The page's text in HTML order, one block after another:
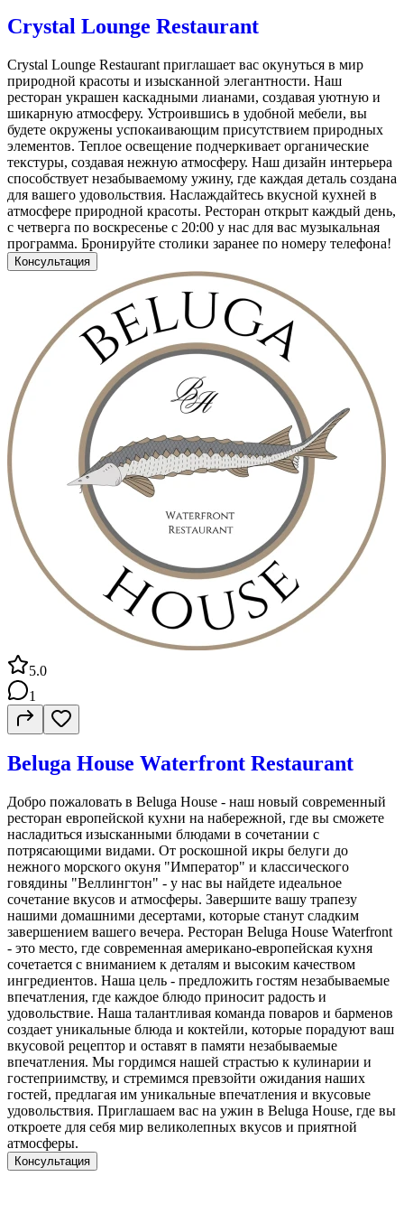
Crystal Lounge Restaurant
Crystal Lounge Restaurant приглашает вас окунуться в мир
природной красоты и изысканной элегантности. Наш
ресторан украшен каскадными лианами, создавая уютную и
шикарную атмосферу. Устроившись в удобной мебели, вы
будете окружены успокаивающим присутствием природных
элементов. Теплое освещение подчеркивает органические
текстуры, создавая нежную атмосферу. Наш дизайн интерьера
способствует незабываемому ужину, где каждая деталь создана
для вашего удовольствия. Наслаждайтесь вкусной кухней в
атмосфере природной красоты. Ресторан открыт каждый день,
с четверга по воскресенье с 20:00 у нас для вас музыкальная
программа. Бронируйте столики заранее по номеру телефона!
Консультация
5.0
1
Beluga House Waterfront Restaurant
Добро пожаловать в Beluga House - наш новый современный
ресторан европейской кухни на набережной, где вы сможете
насладиться изысканными блюдами в сочетании с
потрясающими видами. От роскошной икры белуги до
нежного морского окуня "Император" и классического
говядины "Веллингтон" - у нас вы найдете идеальное
сочетание вкусов и атмосферы. Завершите вашу трапезу
нашими домашними десертами, которые станут сладким
завершением вашего вечера. Ресторан Beluga House Waterfront
- это место, где современная американо-европейская кухня
сочетается с вниманием к деталям и высоким качеством
ингредиентов. Наша цель - предложить гостям незабываемые
впечатления, где каждое блюдо приносит радость и
удовольствие. Наша талантливая команда поваров и барменов
создает уникальные блюда и коктейли, которые порадуют ваш
вкусовой рецептор и оставят в памяти незабываемые
впечатления. Мы гордимся нашей страстью к кулинарии и
гостеприимству, и стремимся превзойти ожидания наших
гостей, предлагая им уникальные впечатления и вкусовые
удовольствия. Приглашаем вас на ужин в Beluga House, где вы
откроете для себя мир великолепных вкусов и приятной
атмосферы.
Консультация